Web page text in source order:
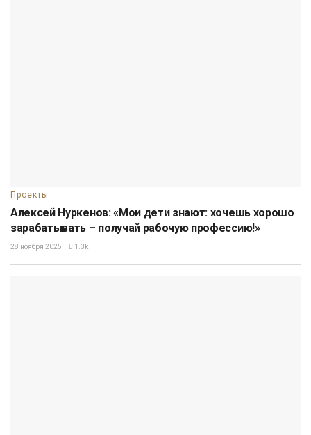
Проекты
Алексей Нуркенов: «Мои дети знают: хочешь хорошо
зарабатывать – получай рабочую профессию!»
28 ноября 2025 1.3k